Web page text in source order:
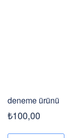
deneme ürünü
₺100,00